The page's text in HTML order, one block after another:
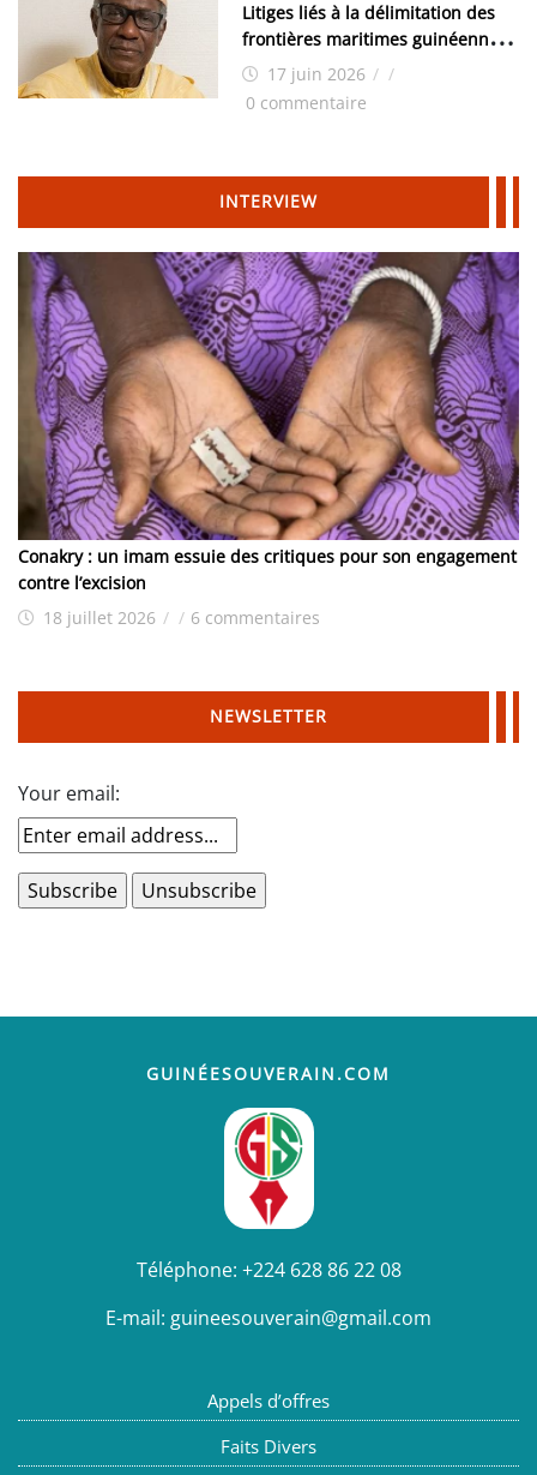
Litiges liés à la délimitation des
frontières maritimes guinéennes:
Idrissa Chérif écrit au ministre
des Hydrocarbures
17 juin 2026 / /
0 commentaire
INTERVIEW
Conakry : un imam essuie des critiques pour son engagement
contre l’excision
18 juillet 2026 / / 6 commentaires
NEWSLETTER
Your email:
GUINÉESOUVERAIN.COM
Téléphone: +224 628 86 22 08
E-mail: guineesouverain@gmail.com
Appels d’offres
Faits Divers